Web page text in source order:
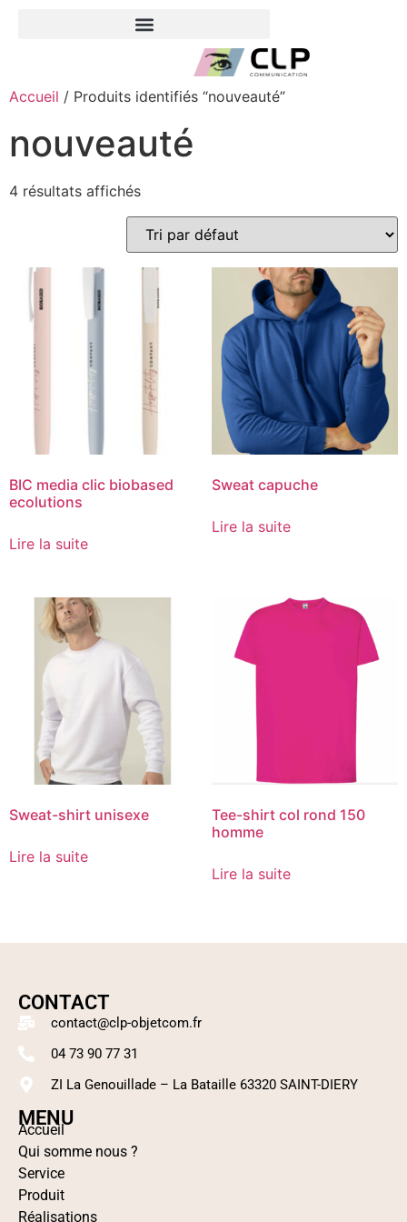
Accueil / Produits identifiés “nouveauté”
nouveauté
4 résultats affichés
BIC media clic biobased
ecolutions
Lire la suite
Sweat capuche
Lire la suite
Sweat-shirt unisexe
Lire la suite
Tee-shirt col rond 150
homme
Lire la suite
MENU
Accueil
Qui somme nous ?
Service
Produit
Réalisations
CONTACT
contact@clp-objetcom.fr
04 73 90 77 31
ZI La Genouillade – La Bataille 63320 SAINT-DIERY